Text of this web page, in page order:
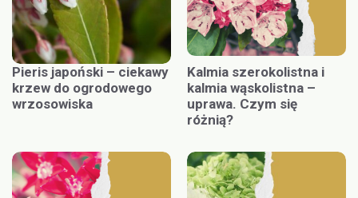
Pieris japoński – ciekawy
krzew do ogrodowego
wrzosowiska
Kalmia szerokolistna i
kalmia wąskolistna –
uprawa. Czym się
różnią?